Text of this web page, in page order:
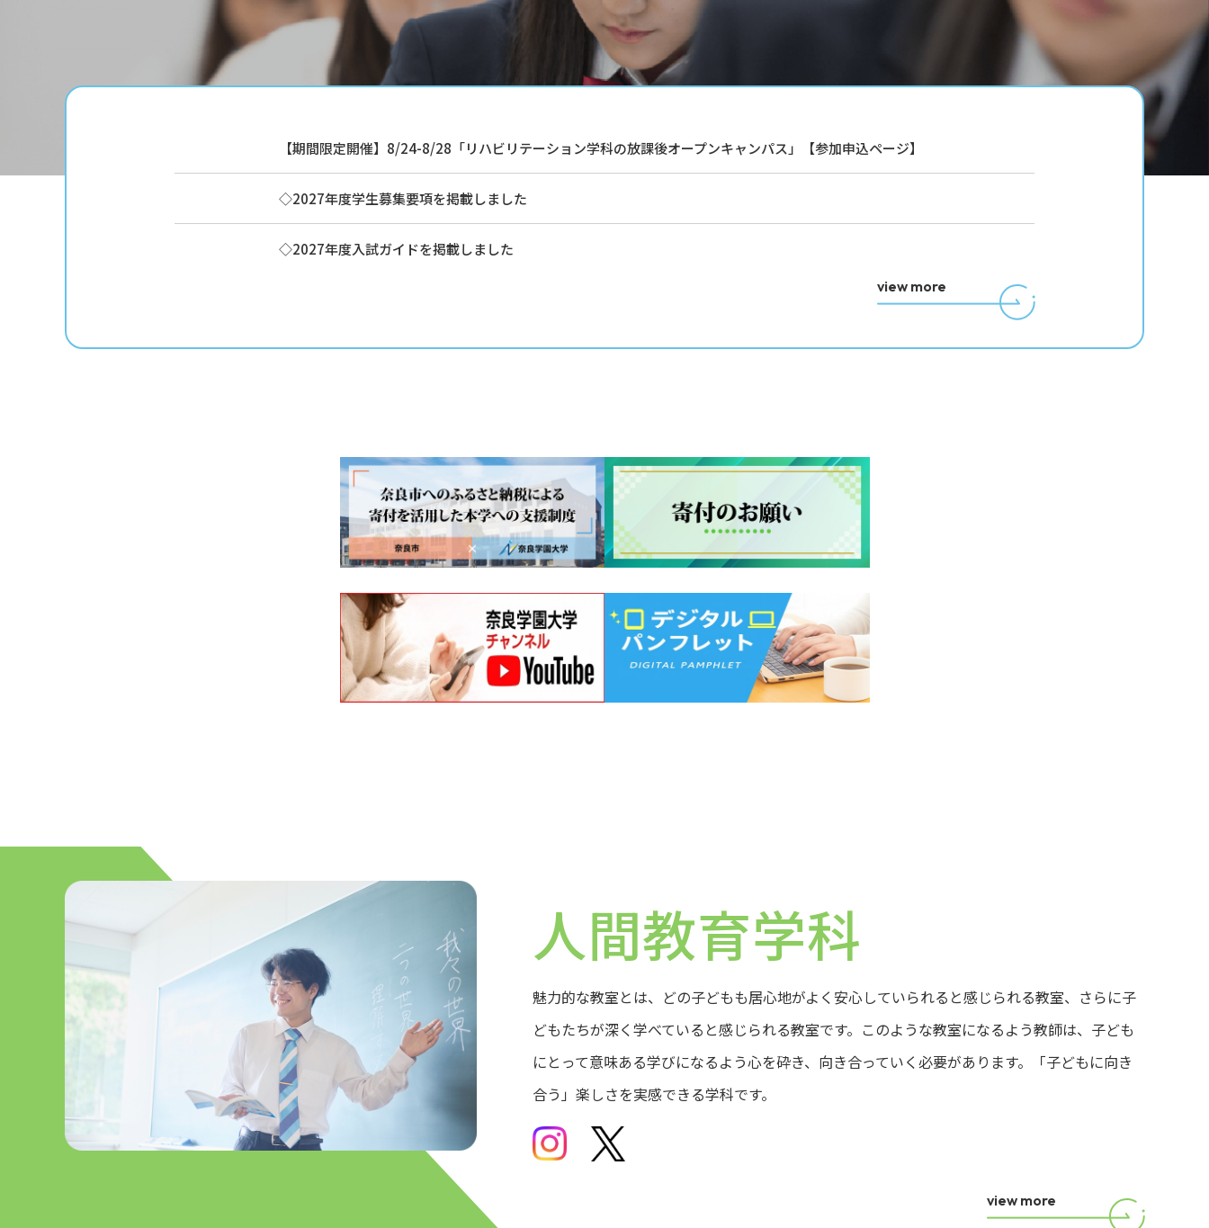
【期間限定開催】8/24-8/28「リハビリテーション学科の放課後オープンキャンパス」【参加申込ページ】
◇2027年度学生募集要項を掲載しました
◇2027年度入試ガイドを掲載しました
view more
人間教育学科
魅力的な教室とは、どの子どもも居心地がよく安心していられると感じられる教室、さらに子
どもたちが深く学べていると感じられる教室です。このような教室になるよう教師は、子ども
にとって意味ある学びになるよう心を砕き、向き合っていく必要があります。「子どもに向き
合う」楽しさを実感できる学科です。
view more